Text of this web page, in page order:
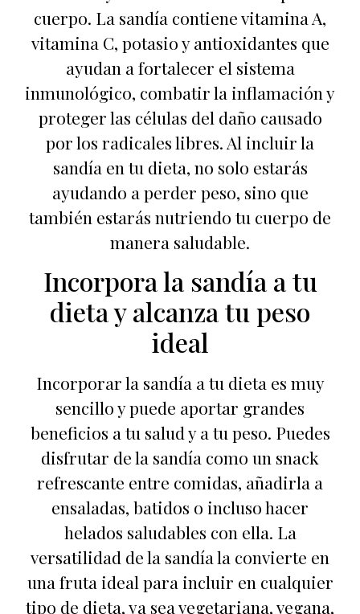
cuerpo. La sandía contiene vitamina A,
vitamina C, potasio y antioxidantes que
ayudan a fortalecer el sistema
inmunológico, combatir la inflamación y
proteger las células del daño causado
por los radicales libres. Al incluir la
sandía en tu dieta, no solo estarás
ayudando a perder peso, sino que
también estarás nutriendo tu cuerpo de
manera saludable.
Incorpora la sandía a tu
dieta y alcanza tu peso
ideal
Incorporar la sandía a tu dieta es muy
sencillo y puede aportar grandes
beneficios a tu salud y a tu peso. Puedes
disfrutar de la sandía como un snack
refrescante entre comidas, añadirla a
ensaladas, batidos o incluso hacer
helados saludables con ella. La
versatilidad de la sandía la convierte en
una fruta ideal para incluir en cualquier
tipo de dieta, ya sea vegetariana, vegana,